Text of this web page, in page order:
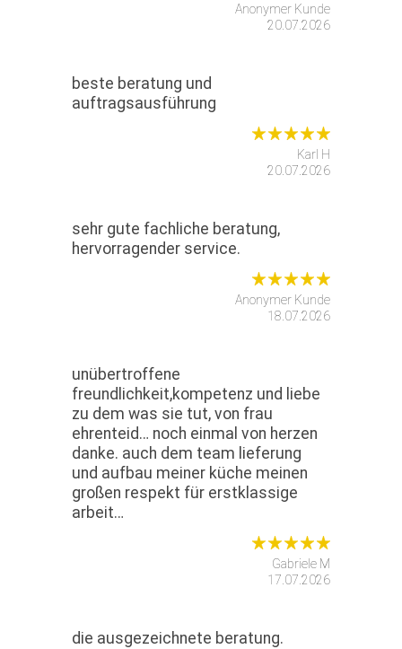
Anonymer Kunde
20.07.2026
beste beratung und
auftragsausführung
Karl H
20.07.2026
sehr gute fachliche beratung,
hervorragender service.
Anonymer Kunde
18.07.2026
unübertroffene
freundlichkeit,kompetenz und liebe
zu dem was sie tut, von frau
ehrenteid… noch einmal von herzen
danke. auch dem team lieferung
und aufbau meiner küche meinen
großen respekt für erstklassige
arbeit…
Gabriele M
17.07.2026
die ausgezeichnete beratung.